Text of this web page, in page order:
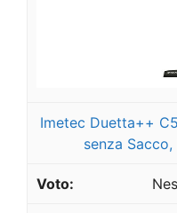
Imetec Duetta++
senza